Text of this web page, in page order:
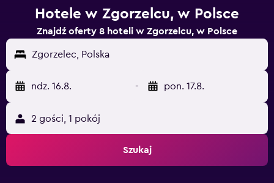
Hotele w Zgorzelcu, w Polsce
Znajdź oferty 8 hoteli w Zgorzelcu, w Polsce
Zgorzelec, Polska
ndz. 16.8. - pon. 17.8.
2 gości, 1 pokój
Szukaj